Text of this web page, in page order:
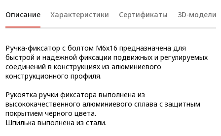
Описание Характеристики Сертификаты 3D-модели
Ручка-фиксатор с болтом М6х16 предназначена для
быстрой и надежной фиксации подвижных и регулируемых
соединений в конструкциях из алюминиевого
конструкционного профиля.
Рукоятка ручки фиксатора выполнена из
высококачественного алюминиевого сплава с защитным
покрытием черного цвета.
Шпилька выполнена из стали.